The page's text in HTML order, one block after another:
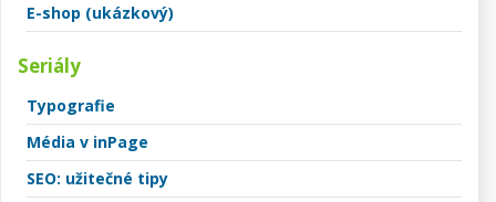
E-shop (ukázkový)
Seriály
Typografie
Média v inPage
SEO: užitečné tipy